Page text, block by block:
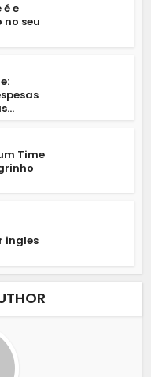
é e
seu
Time
ingles